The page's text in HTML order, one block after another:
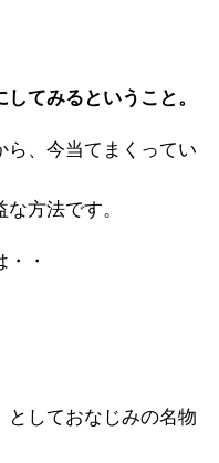
てみるということ。
ら、今当てまくってい
方法です。
・
としておなじみの名物